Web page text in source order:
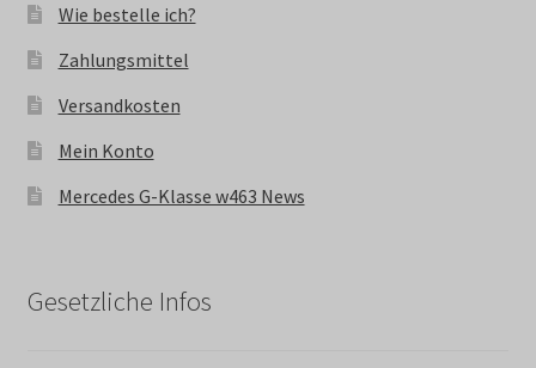
Wie bestelle ich?
Zahlungsmittel
Versandkosten
Mein Konto
Mercedes G-Klasse w463 News
Gesetzliche Infos